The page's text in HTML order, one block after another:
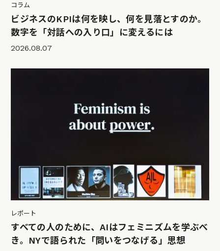
コラム
ビジネスのKPIは何を映し、何を見落とすのか。
数字を「対話への入り口」に変えるには
2026.08.07
レポート
すべての人のために、AIはフェミニズムを学ぶべ
き。NYで語られた「問いをつなげる」思想